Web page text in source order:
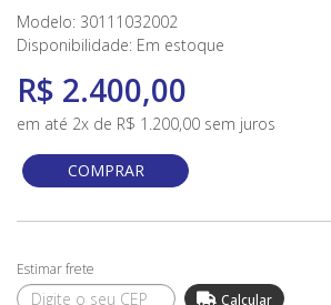
Modelo: 30111032002
Disponibilidade: Em estoque
R$ 2.400,00
em até 2x de R$ 1.200,00 sem juros
COMPRAR